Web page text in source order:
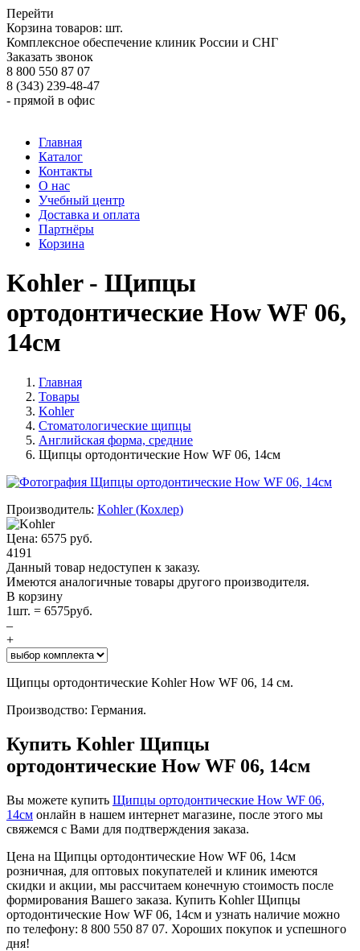
Перейти
Корзина товаров: шт.
Комплексное обеспечение клиник России и СНГ
Заказать звонок
8 800 550 87 07
8 (343) 239-48-47
- прямой в офис
Главная
Каталог
Контакты
О нас
Учебный центр
Доставка и оплата
Партнёры
Корзина
Kohler - Щипцы
ортодонтические How WF 06,
14см
Главная
Товары
Kohler
Стоматологические щипцы
Английская форма, средние
Щипцы ортодонтические How WF 06, 14см
Производитель: Kohler(Кохлер)
Цена: 6575 руб.
4191
Данный товар недоступен к заказу.
Имеются аналогичные товары другого производителя.
В корзину
1шт. = 6575руб.
–
+
Щипцы ортодонтические Kohler How WF 06, 14 см.
Производство: Германия.
Купить Kohler Щипцы
ортодонтические How WF 06, 14см
Вы можете купить Щипцы ортодонтические How WF 06,
14см онлайн в нашем интернет магазине, после этого мы
свяжемся с Вами для подтверждения заказа.
Цена на Щипцы ортодонтические How WF 06, 14см
розничная, для оптовых покупателей и клиник имеются
скидки и акции, мы рассчитаем конечную стоимость после
формирования Вашего заказа. Купить Kohler Щипцы
ортодонтические How WF 06, 14см и узнать наличие можно
по телефону: 8 800 550 87 07. Хороших покупок и успешного
дня!